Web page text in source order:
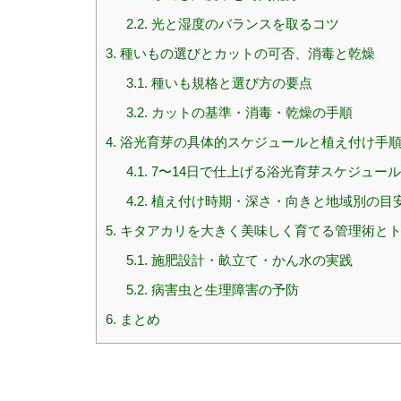
2.2. 光と湿度のバランスを取るコツ
3. 種いもの選びとカットの可否、消毒と乾燥
3.1. 種いも規格と選び方の要点
3.2. カットの基準・消毒・乾燥の手順
4. 浴光育芽の具体的スケジュールと植え付け手順
4.1. 7〜14日で仕上げる浴光育芽スケジュール
4.2. 植え付け時期・深さ・向きと地域別の目
5. キタアカリを大きく美味しく育てる管理術と
5.1. 施肥設計・畝立て・かん水の実践
5.2. 病害虫と生理障害の予防
6. まとめ